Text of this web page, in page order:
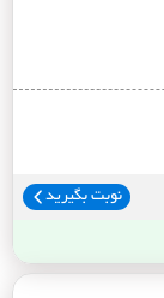
نوبت بگیرید